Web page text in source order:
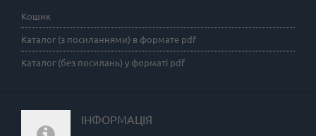
Кошик
Каталог (з посиланнями) в формате pdf
Каталог (без посилань) у форматі pdf
ІНФОРМАЦІЯ